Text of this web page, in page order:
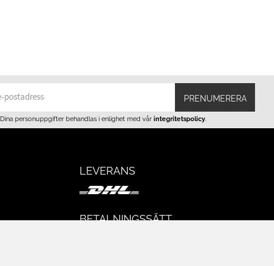
PRENUMERERA
Dina personuppgifter behandlas i enlighet med vår integritetspolicy.
LEVERANS
BETALNINGSSÄTT